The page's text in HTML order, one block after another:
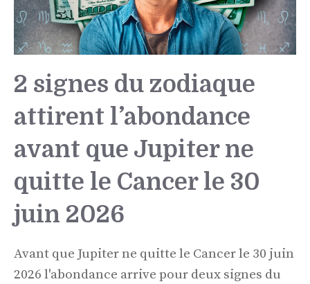
2 signes du zodiaque
attirent l’abondance
avant que Jupiter ne
quitte le Cancer le 30
juin 2026
Avant que Jupiter ne quitte le Cancer le 30 juin
2026 l'abondance arrive pour deux signes du